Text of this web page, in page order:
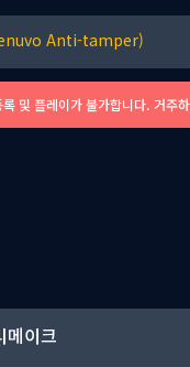
Anti-tamper)
및 플레이가 불가합니다. 거주
이크